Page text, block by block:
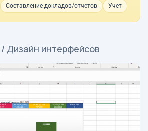
Составление докладов/отчетов Учет
/ Дизайн интерфейсов